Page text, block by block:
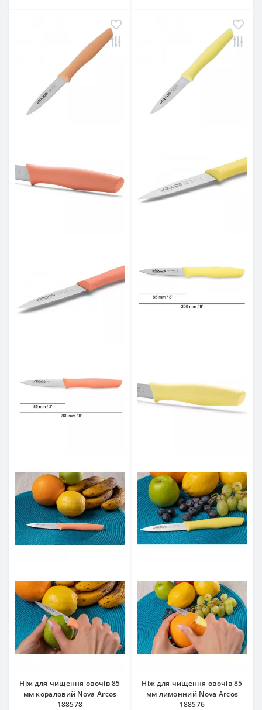
Ніж для чищення овочів 85
мм кораловий Nova Arcos
188578
Ніж для чищення овочів 85
мм лимонний Nova Arcos
188576